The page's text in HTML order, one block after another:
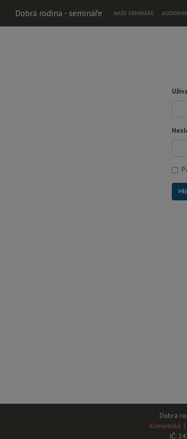
Dobrá rodina - semináře NAŠE SEMINÁŘE
Dobrá
Klimentská
IČ: